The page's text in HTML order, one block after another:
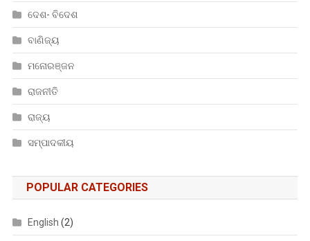
ଦେଶ- ବିଦେଶ
ବାଣିଜ୍ୟ
ମନୋରଞ୍ଜନ
ରାଜନୀତି
ରାଜ୍ୟ
ସମ୍ପାଦକୀୟ
POPULAR CATEGORIES
English (2)